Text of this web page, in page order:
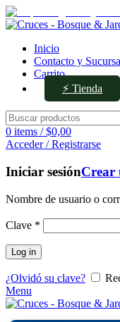
Inicio
Contacto y
Carrito
⚡ Tienda
0 items / $0,00
Acceder / Registrarse
Iniciar sesiónCrear
Nombre de usuario o
Clave *
Log in
¿Olvidó su clave?
Menu